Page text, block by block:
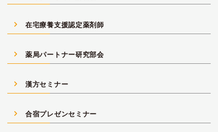
navigate_next 在宅療養支援認定薬剤師
navigate_next 薬局パートナー研究部会
navigate_next 漢方セミナー
navigate_next 合宿プレゼンセミナー